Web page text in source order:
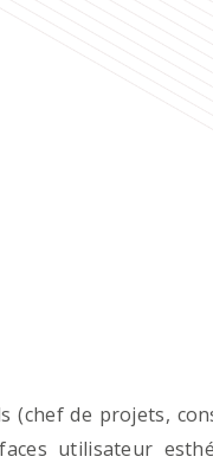
(chef de projets,
utilisateur